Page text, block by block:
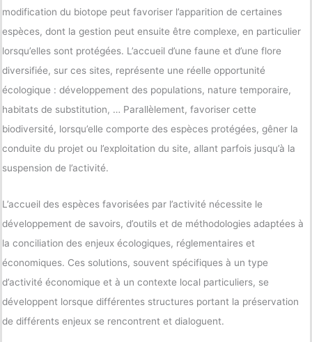
modification du biotope peut favoriser l’apparition de certaines
espèces, dont la gestion peut ensuite être complexe, en particulier
lorsqu’elles sont protégées. L’accueil d’une faune et d’une flore
diversifiée, sur ces sites, représente une réelle opportunité
écologique : développement des populations, nature temporaire,
habitats de substitution, … Parallèlement, favoriser cette
biodiversité, lorsqu’elle comporte des espèces protégées, gêner la
conduite du projet ou l’exploitation du site, allant parfois jusqu’à la
suspension de l’activité.
L’accueil des espèces favorisées par l’activité nécessite le
développement de savoirs, d’outils et de méthodologies adaptées à
la conciliation des enjeux écologiques, réglementaires et
économiques. Ces solutions, souvent spécifiques à un type
d’activité économique et à un contexte local particuliers, se
développent lorsque différentes structures portant la préservation
de différents enjeux se rencontrent et dialoguent.